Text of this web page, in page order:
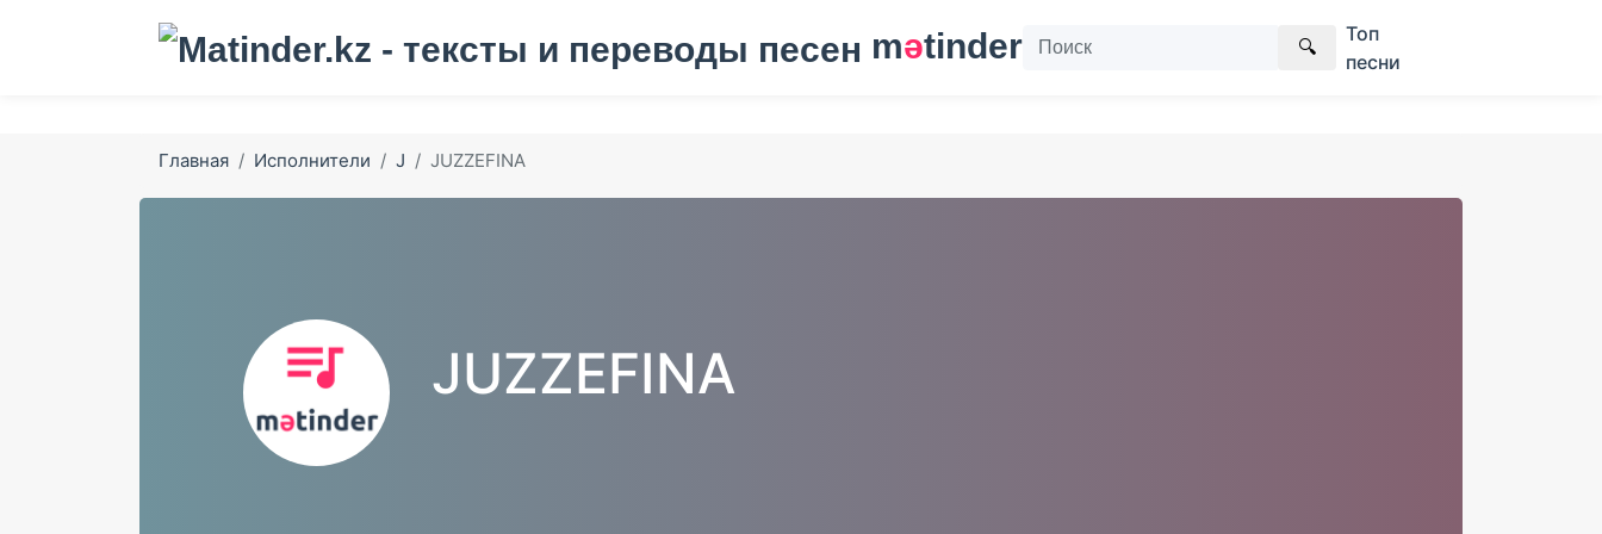
mәtinder 🔍
Топ
песни
Главная Исполнители J JUZZEFINA
JUZZEFINA